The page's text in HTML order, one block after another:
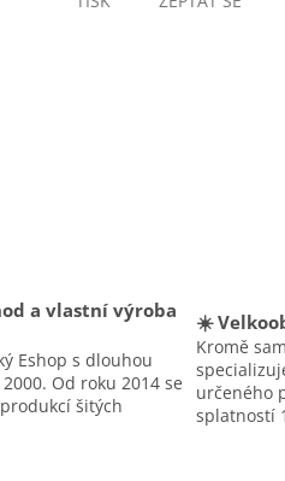
a vlastní výroba
Eshop s dlouhou
Od roku 2014 se
šitých
☀️
Kromě
určeného
splatností